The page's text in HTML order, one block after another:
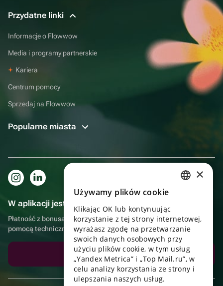
Przydatne linki
Informacje o Flowwow
Media i programy partnerskie
Kariera
Centrum pomocy
Sprzedaj na Flowwow
Popularne miasta
W aplikacji jest to jeszcze wygodniejsze!
Płatność z bonusami, samodzielna dostawa, wygodny czat z
pomocą techniczną
Pobierz aplikację
UKRAINIAN
PORTUGUESE
SPANISH
×
Używamy plików cookie
Klikając OK lub kontynuując
korzystanie z tej strony internetowej,
wyrażasz zgodę na przetwarzanie
swoich danych osobowych przy
użyciu plików cookie, w tym usług
„Yandex Metrica” i „Top Mail.ru”, w
celu analizy korzystania ze strony i
ulepszania naszych usług.